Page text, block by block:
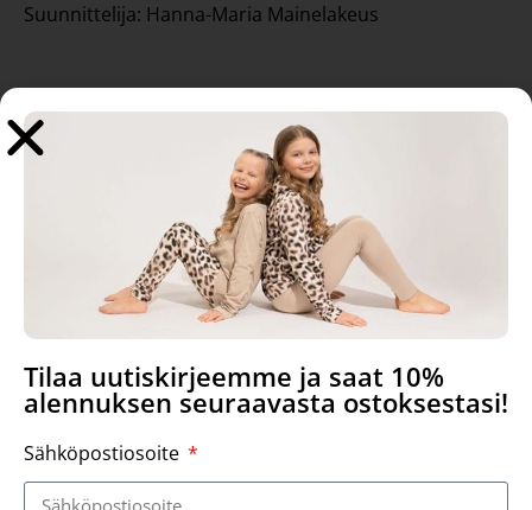
Suunnittelija: Hanna-Maria Mainelakeus
Tutustu myös
Hede Silmu, lasten mekko Kaarna-leggingsit, musta
Tilaa uutiskirjeemme ja saat 10%
alennuksen seuraavasta ostoksestasi!
Sähköpostiosoite